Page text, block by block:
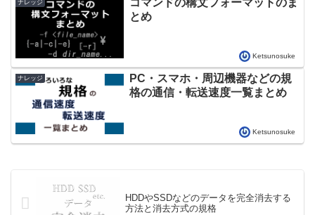
ナレッジ
コマンドの構文フォーマットのま
とめ
Ketsunosuke
ナレッジ
PC・スマホ・周辺機器などの規
格の通信・転送速度一覧まとめ
Ketsunosuke
HDDやSSDなどのデータを完全消去する
方法と消去方式の規格